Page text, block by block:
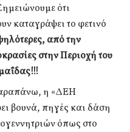
ότι
καταγράψει το φετινό
από την
στην Περιοχή του
η «ΔΕΗ
βουνά, πηγές και δάση
όπως στο